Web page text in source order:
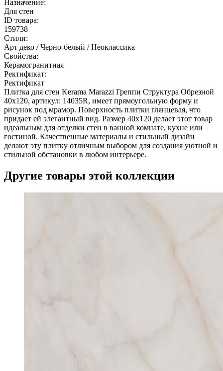
Назначение:
Для стен
ID товара:
159738
Стили:
Арт деко / Черно-белый / Неоклассика
Свойства:
Керамогранитная
Ректификат:
Ректификат
Плитка для стен Kerama Marazzi Греппи Структура Обрезной
40х120, артикул: 14035R, имеет прямоугольную форму и
рисунок под мрамор. Поверхность плитки глянцевая, что
придает ей элегантный вид. Размер 40x120 делает этот товар
идеальным для отделки стен в ванной комнате, кухне или
гостиной. Качественные материалы и стильный дизайн
делают эту плитку отличным выбором для создания уютной и
стильной обстановки в любом интерьере.
Другие товары этой коллекции